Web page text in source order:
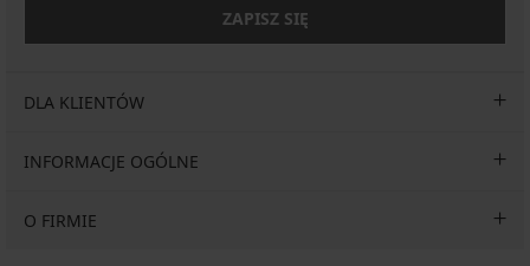
ZAPISZ SIĘ
DLA KLIENTÓW
INFORMACJE OGÓLNE
O FIRMIE